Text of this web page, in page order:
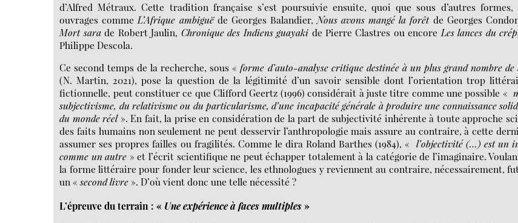
d’Alfred Métraux. Cette tradition française s’est poursuivie ensuite, quoi que sous d’autres formes,
ouvrages commeL’Afrique ambiguëde Georges Balandier,Nous avons mangé la forêtde Georges
Mort sarade Robert Jaulin, Chronique des Indiens guayaki de Pierre Clastres ou encore Les lances du
Philippe Descola.
Ce second temps de la recherche, sous «forme d’auto-analyse critique destinée à un plus grand nombre de
(N. Martin, 2021), pose la question de la légitimité d’un savoir sensible dont l’orientation trop
fictionnelle, peut constituer ce que Clifford Geertz (1996) considérait à juste titre comme une possible «
subjectivisme, du relativisme ou du particularisme, d’une incapacité générale à produire une connaissance
du monde réel». En fait, la prise en considération de la part de subjectivité inhérente à toute approche
des faits humains non seulement ne peut desservir l’anthropologie mais assure au contraire, à cette
assumer ses propres failles ou fragilités. Comme le dira Roland Barthes (1984), « l’objectivité (…) est un
comme un autre » et l’écrit scientifique ne peut échapper totalement à la catégorie de l’imaginaire.
la forme littéraire pour fonder leur science, les ethnologues y reviennent au contraire, nécessairement,
un «second livre ». D’où vient donc une telle nécessité ?
L’épreuve du terrain : « Une expérience à faces multiples »